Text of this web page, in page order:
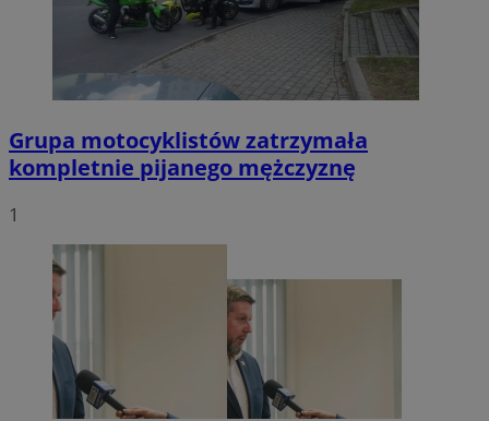
Grupa motocyklistów zatrzymała
kompletnie pijanego mężczyznę
1